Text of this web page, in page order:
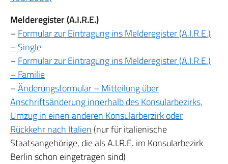
Melderegister (A.I.R.E.)
–Formular zur Eintragung ins Melderegister (A.I.R.E.)
– Single
–Formular zur Eintragung ins Melderegister (A.I.R.E.)
– Familie
–Änderungsformular – Mitteilung über
Anschriftsänderung innerhalb des Konsularbezirks,
Umzug in einen anderen Konsularberzirk oder
Rückkehr nach Italien (nur für italienische
Staatsangehörige, die als A.I.R.E. im Konsularbezirk
Berlin schon eingetragen sind)